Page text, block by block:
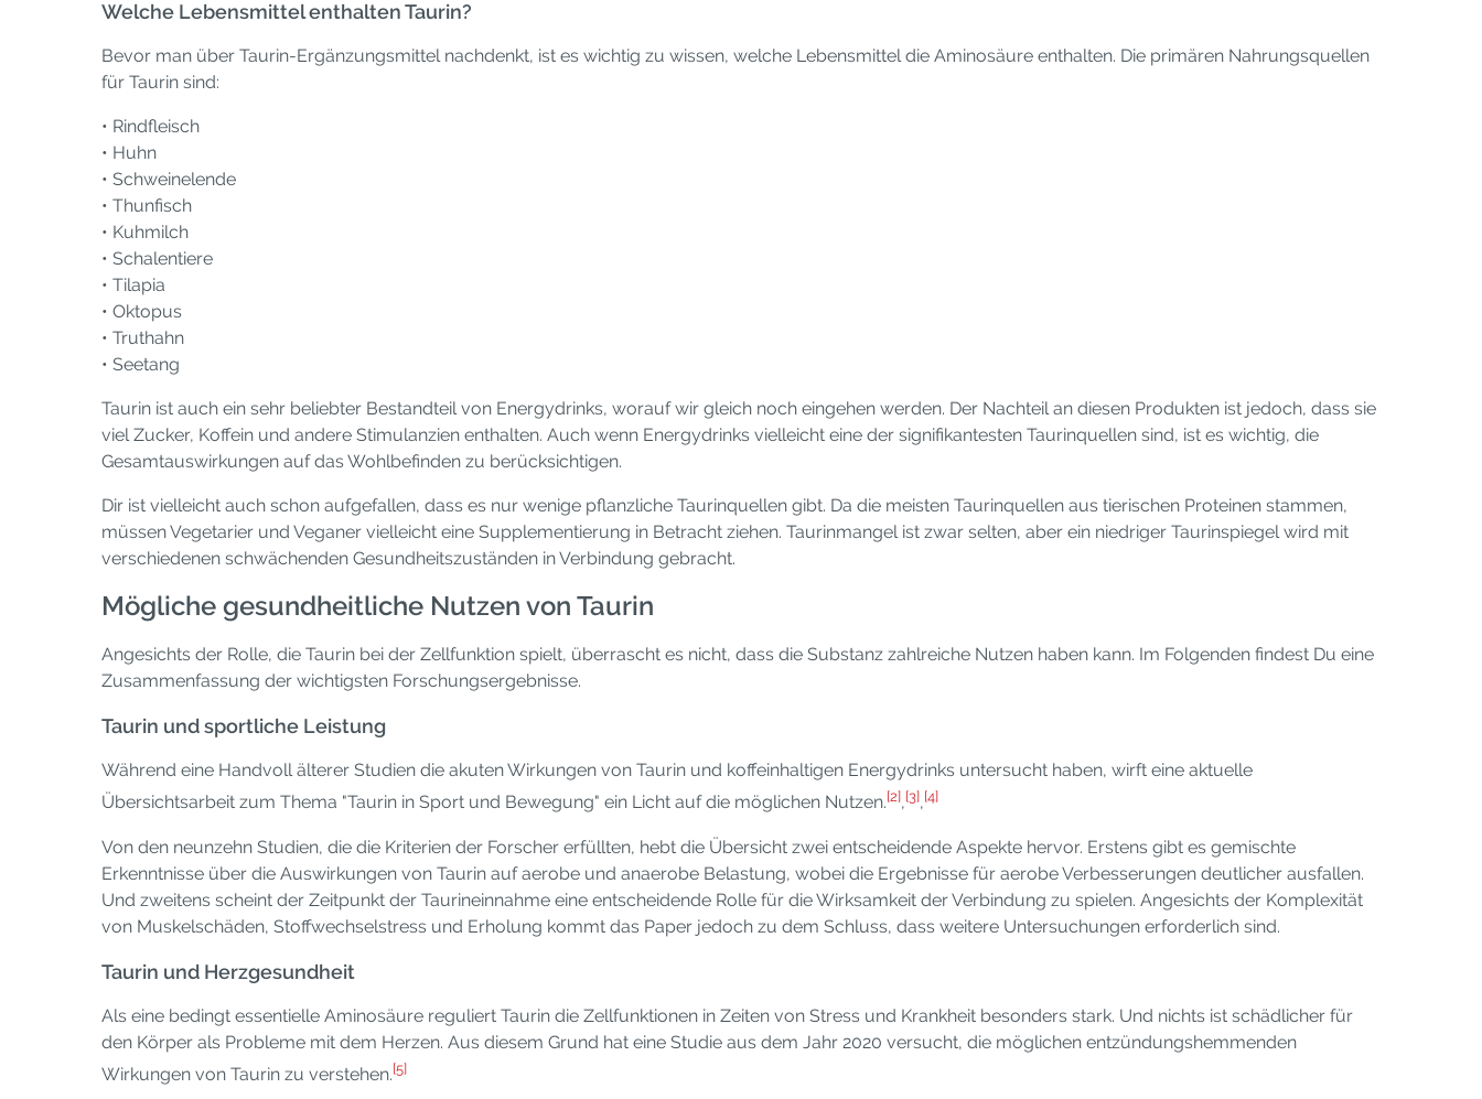
Welche Lebensmittel enthalten Taurin?
Bevor man über Taurin-Ergänzungsmittel nachdenkt, ist es wichtig zu wissen, welche Lebensmittel die Aminosäure enthalten. Die primären Nahrungsquellen
für Taurin sind:
• Rindfleisch
• Huhn
• Schweinelende
• Thunfisch
• Kuhmilch
• Schalentiere
• Tilapia
• Oktopus
• Truthahn
• Seetang
Taurin ist auch ein sehr beliebter Bestandteil von Energydrinks, worauf wir gleich noch eingehen werden. Der Nachteil an diesen Produkten ist jedoch, dass sie
viel Zucker, Koffein und andere Stimulanzien enthalten. Auch wenn Energydrinks vielleicht eine der signifikantesten Taurinquellen sind, ist es wichtig, die
Gesamtauswirkungen auf das Wohlbefinden zu berücksichtigen.
Dir ist vielleicht auch schon aufgefallen, dass es nur wenige pflanzliche Taurinquellen gibt. Da die meisten Taurinquellen aus tierischen Proteinen stammen,
müssen Vegetarier und Veganer vielleicht eine Supplementierung in Betracht ziehen. Taurinmangel ist zwar selten, aber ein niedriger Taurinspiegel wird mit
verschiedenen schwächenden Gesundheitszuständen in Verbindung gebracht.
Mögliche gesundheitliche Nutzen von Taurin
Angesichts der Rolle, die Taurin bei der Zellfunktion spielt, überrascht es nicht, dass die Substanz zahlreiche Nutzen haben kann. Im Folgenden findest Du eine
Zusammenfassung der wichtigsten Forschungsergebnisse.
Taurin und sportliche Leistung
Während eine Handvoll älterer Studien die akuten Wirkungen von Taurin und koffeinhaltigen Energydrinks untersucht haben, wirft eine aktuelle
Übersichtsarbeit zum Thema "Taurin in Sport und Bewegung" ein Licht auf die möglichen Nutzen.[2] ,[3] ,[4]
Von den neunzehn Studien, die die Kriterien der Forscher erfüllten, hebt die Übersicht zwei entscheidende Aspekte hervor. Erstens gibt es gemischte
Erkenntnisse über die Auswirkungen von Taurin auf aerobe und anaerobe Belastung, wobei die Ergebnisse für aerobe Verbesserungen deutlicher ausfallen.
Und zweitens scheint der Zeitpunkt der Taurineinnahme eine entscheidende Rolle für die Wirksamkeit der Verbindung zu spielen. Angesichts der Komplexität
von Muskelschäden, Stoffwechselstress und Erholung kommt das Paper jedoch zu dem Schluss, dass weitere Untersuchungen erforderlich sind.
Taurin und Herzgesundheit
Als eine bedingt essentielle Aminosäure reguliert Taurin die Zellfunktionen in Zeiten von Stress und Krankheit besonders stark. Und nichts ist schädlicher für
den Körper als Probleme mit dem Herzen. Aus diesem Grund hat eine Studie aus dem Jahr 2020 versucht, die möglichen entzündungshemmenden
Wirkungen von Taurin zu verstehen.[5]